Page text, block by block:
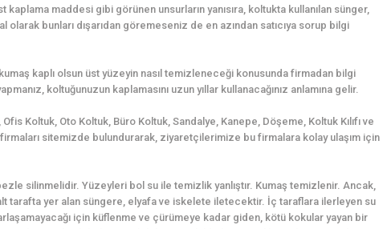
kaplama maddesi gibi görünen unsurların yanısıra, koltukta kullanılan sünger,
bunları dışarıdan göremeseniz de en azından satıcıya sorup bilgi
kaplı olsun üst yüzeyin nasıl temizleneceği konusunda firmadan bilgi
koltuğunuzun kaplamasını uzun yıllar kullanacağınız anlamına gelir.
Koltuk, Oto Koltuk, Büro Koltuk, Sandalye, Kanepe, Döşeme, Koltuk Kılıfı ve
sitemizde bulundurarak, ziyaretçilerimize bu firmalara kolay ulaşım için
silinmelidir. Yüzeyleri bol su ile temizlik yanlıştır. Kumaş temizlenir. Ancak,
tarafta yer alan süngere, elyafa ve iskelete iletecektir. İç taraflara ilerleyen su
için küflenme ve çürümeye kadar giden, kötü kokular yayan bir